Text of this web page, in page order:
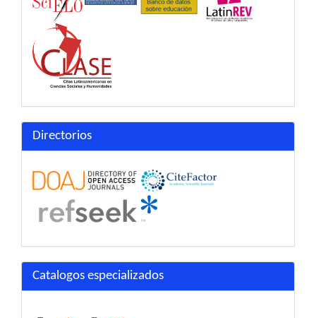
Directorios
Catalogos especializados